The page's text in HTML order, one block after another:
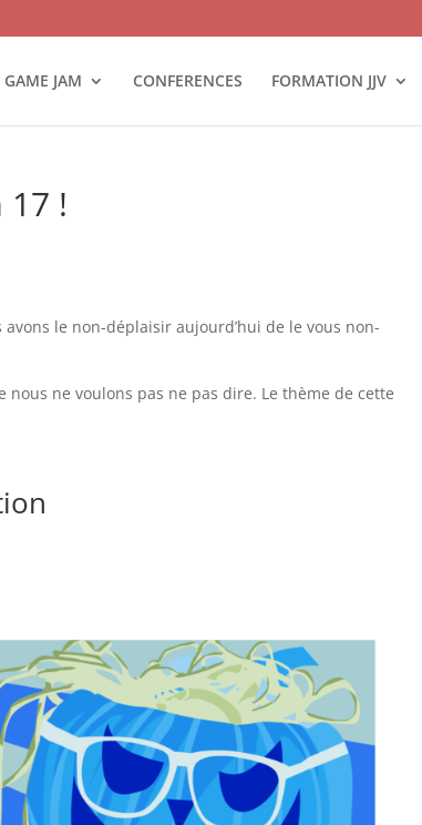
GAME JAM CONFERENCES FORMATION JJV
!
le non-déplaisir aujourd’hui de le vous non-
nous ne voulons pas ne pas dire. Le thème de cette